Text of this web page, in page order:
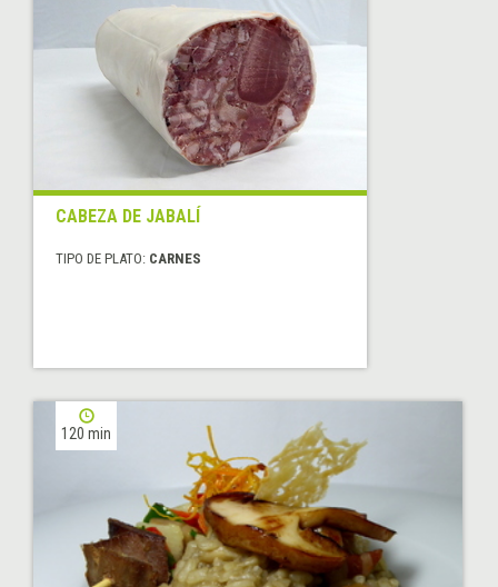
CABEZA DE JABALÍ
TIPO DE PLATO: CARNES
120 min